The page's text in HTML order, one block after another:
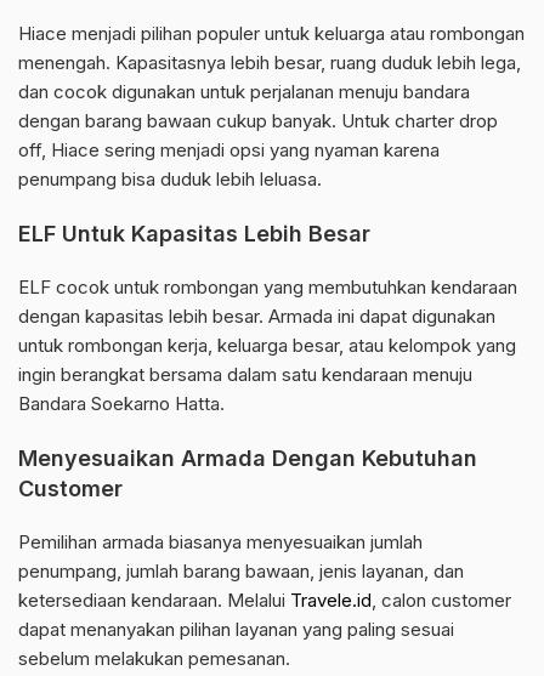
Hiace menjadi pilihan populer untuk keluarga atau rombongan
menengah. Kapasitasnya lebih besar, ruang duduk lebih lega,
dan cocok digunakan untuk perjalanan menuju bandara
dengan barang bawaan cukup banyak. Untuk charter drop
off, Hiace sering menjadi opsi yang nyaman karena
penumpang bisa duduk lebih leluasa.
ELF Untuk Kapasitas Lebih Besar
ELF cocok untuk rombongan yang membutuhkan kendaraan
dengan kapasitas lebih besar. Armada ini dapat digunakan
untuk rombongan kerja, keluarga besar, atau kelompok yang
ingin berangkat bersama dalam satu kendaraan menuju
Bandara Soekarno Hatta.
Menyesuaikan Armada Dengan Kebutuhan
Customer
Pemilihan armada biasanya menyesuaikan jumlah
penumpang, jumlah barang bawaan, jenis layanan, dan
ketersediaan kendaraan. Melalui Travele.id, calon customer
dapat menanyakan pilihan layanan yang paling sesuai
sebelum melakukan pemesanan.